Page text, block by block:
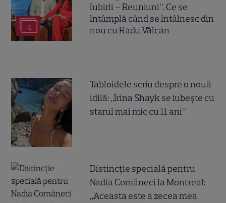
4
Iubirii – Reuniuni”. Ce se
întâmplă când se întâlnesc din
nou cu Radu Vâlcan
Tabloidele scriu despre o nouă
idilă: „Irina Shayk se iubește cu
starul mai mic cu 11 ani”
Distincție specială pentru
Nadia Comăneci la Montreal:
„Aceasta este a zecea mea